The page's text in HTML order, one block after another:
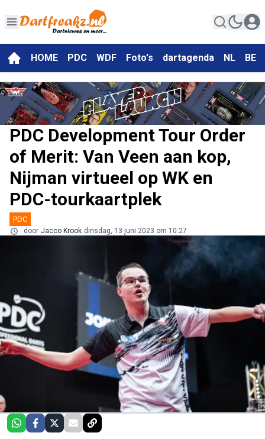
HOME PDC WDF Foto's dartagenda NL BE
PDC Development Tour Order
of Merit: Van Veen aan kop,
Nijman virtueel op WK en
PDC-tourkaartplek
PDC
door Jacco Krook dinsdag, 13 juni 2023 om 10:27